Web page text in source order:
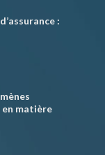
:
matière